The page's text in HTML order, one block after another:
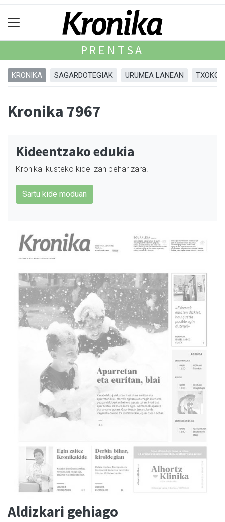
PRENTSA
KRONIKA SAGARDOTEGIAK URUMEA LANEAN
Kronika 7967
Kideentzako edukia
Kronika ikusteko kide izan behar zara.
Sartu kide moduan
Aldizkari gehiago